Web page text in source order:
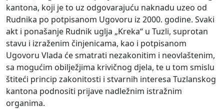
kantona, koji je to uz odgovarajuću naknadu uzeo od
Rudnika po potpisanom Ugovoru iz 2000. godine. Svaki
akt i ponašanje Rudnik uglja „Kreka“ u Tuzli, suprotan
stavu i izraženim činjenicama, kao i potpisanom
Ugovoru Vlada će smatrati nezakonitim i neovlaštenim,
sa mogućim obilježjima krivičnog djela, te u tom smislu
štiteći princip zakonitosti i stvarnih interesa Tuzlanskog
kantona podnositi prijave nadležnim istražnim
organima.